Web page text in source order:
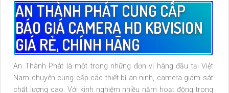
AN THÀNH PHÁT CUNG CẤP
BÁO GIÁ CAMERA HD KBVISION
GIÁ RẺ, CHÍNH HÃNG
An Thành Phát là một trong những đơn vị hàng đầu tại Việt
Nam chuyên cung cấp các thiết bị an ninh, camera giám sát
chất lượng cao. Với kinh nghiệm nhiều năm hoạt động trong